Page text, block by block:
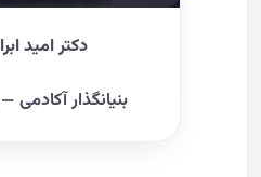
دکتر امید
بنیانگذار